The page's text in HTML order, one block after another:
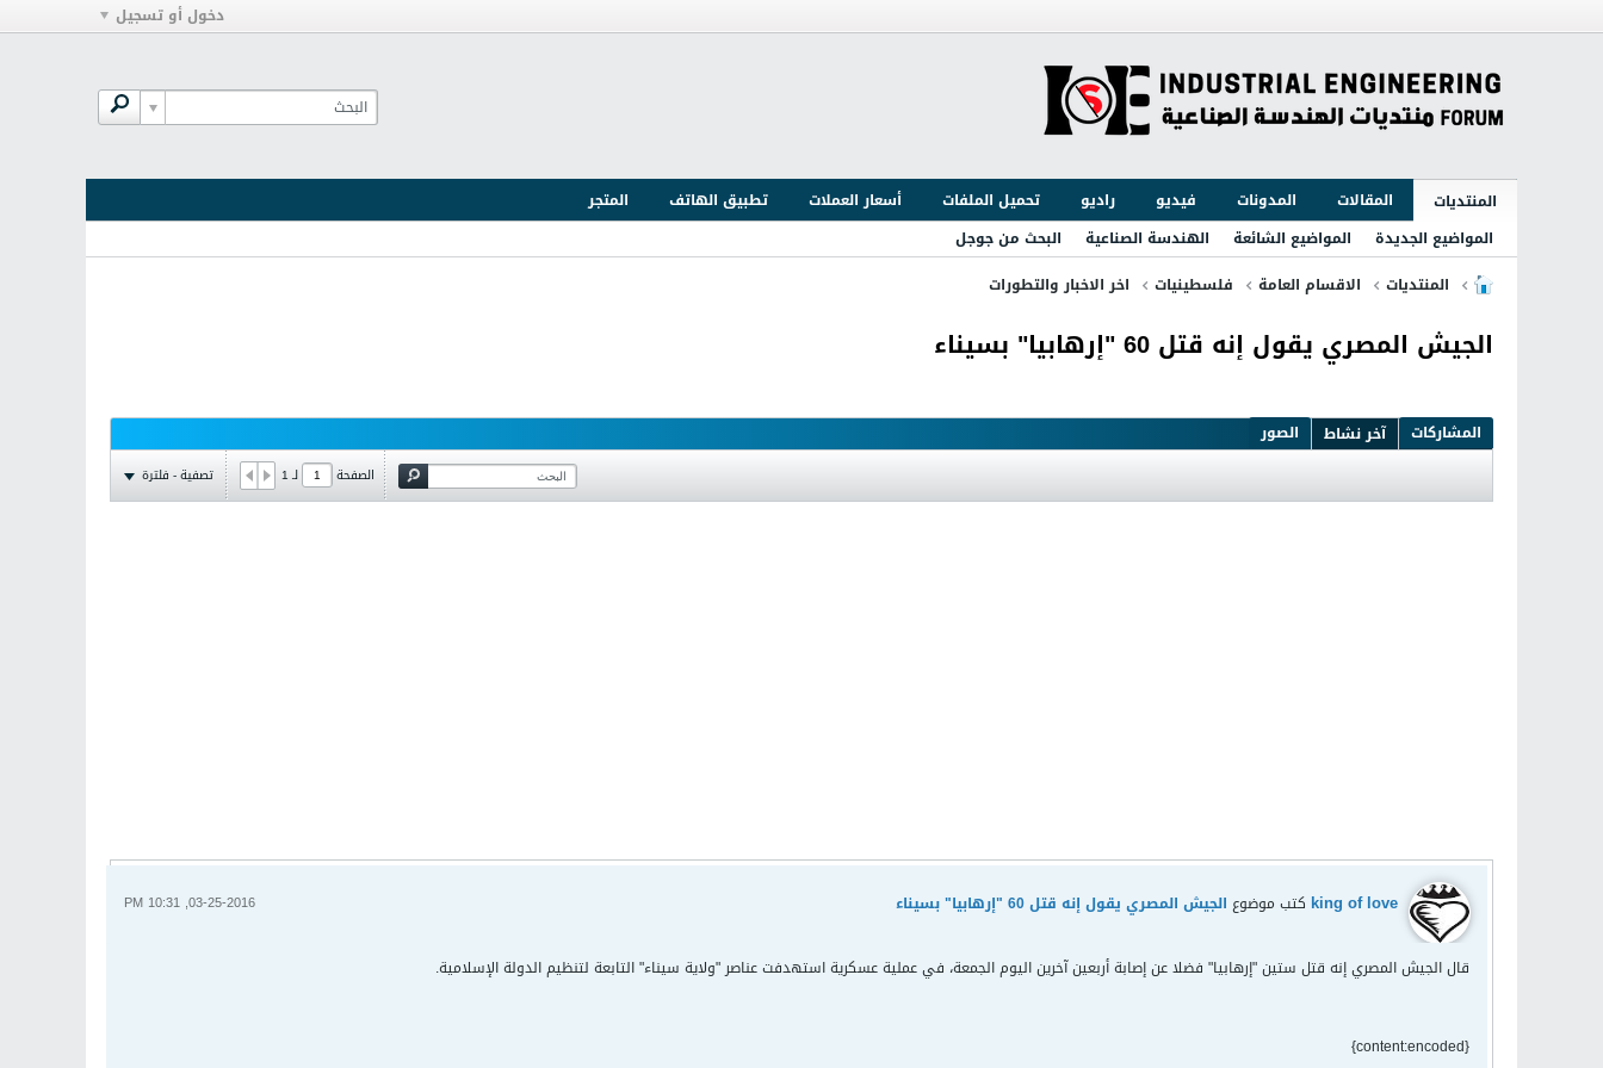
دخول أو تسجيل
المنتديات المقالات المدونات فيديو راديو تحميل الملفات أسعار العملات تطبيق الهاتف
المتجر
المواضيع الجديدة
المواضيع الشائعة الهندسة الصناعية
البحث من جوجل
المنتديات
الاقسام العامة فلسطينيات اخر الاخبار والتطورات
الجيش المصري يقول إنه قتل 60 "إرهابيا" بسيناء
المشاركات آخر نشاط الصور
الصفحة لـ1 تصفية - فلترة
king of love كتب موضوع الجيش المصري يقول إنه قتل 60 "إرهابيا" بسيناء 03-25-2016, 10:31 PM
قال الجيش المصري إنه قتل ستين "إرهابيا" فضلا عن إصابة أربعين آخرين اليوم الجمعة، في عملية عسكرية استهدفت عناصر "ولاية سيناء" التابعة لتنظيم الدولة الإسلامية.
{content:encoded}